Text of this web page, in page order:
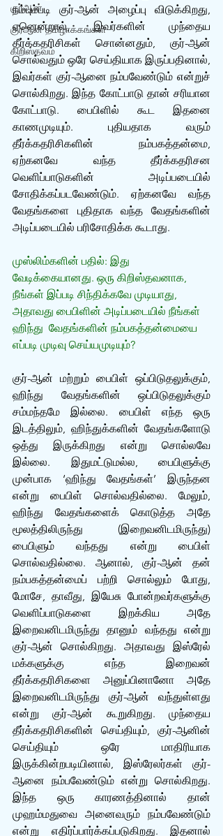
குர்‍ஆன்
குர்‍ஆன் தமிழாக்கங்கள்
கிறிஸ்தவம்
நம்பும்படி குர்-ஆன் அழைப்பு விடுக்கிறது,
ஏனென்றால், இவர்களின் முந்தைய
தீர்க்கதரிசிகள் சொன்னதும், குர்-ஆன்
சொல்வதும் ஒரே செய்தியாக இருப்பதினால்,
இவர்கள் குர்-ஆனை நம்பவேண்டும் என்றுச்
சொல்கிறது. இந்த கோட்பாடு தான் சரியான
கோட்பாடு. பைபிளில் கூட இதனை
காணமுடியும். புதியதாக வரும்
தீர்க்கதரிசிகளின் நம்பகத்தன்மை,
ஏற்கனவே வந்த தீர்க்கதரிசன
வெளிப்பாடுகளின் அடிப்படையில்
சோதிக்கப்படவேண்டும். ஏற்கனவே வந்த
வேதங்களை புதிதாக வந்த வேதங்களின்
அடிப்படையில் பரிசோதிக்க கூடாது.
முஸ்லிம்களின் பதில்: இது
வேடிக்கையானது. ஒரு கிறிஸ்தவனாக,
நீங்கள் இப்படி சிந்திக்கவே முடியாது,
அதாவது பைபிளின் அடிப்படையில் நீங்கள்
ஹிந்து  வேதங்களின் நம்பகத்தன்மையை
எப்படி முடிவு செய்யமுடியும்?
குர்-ஆன் மற்றும் பைபிள் ஒப்பிடுதலுக்கும்,
ஹிந்து வேதங்களின் ஒப்பிடுதலுக்கும்
சம்மந்தமே இல்லை. பைபிள் எந்த ஒரு
இடத்திலும், ஹிந்துக்களின் வேதங்களோடு
ஒத்து இருக்கிறது என்று சொல்லவே
இல்லை. இதுமட்டுமல்ல, பைபிளுக்கு
முன்பாக ‘ஹிந்து வேதங்கள்’ இருந்தன
என்று பைபிள் சொல்வதில்லை. மேலும்,
ஹிந்து வேதங்களைக் கொடுத்த அதே
மூலத்திலிருந்து (இறைவனிடமிருந்து)
பைபிளும் வந்தது என்று பைபிள்
சொல்வதில்லை. ஆனால், குர்-ஆன் தன்
நம்பகத்தன்மைப் பற்றி சொல்லும் போது,
மோசே, தாவீது, இயேசு போன்றவர்களுக்கு
வெளிப்பாடுகளை இறக்கிய அதே
இறைவனிடமிருந்து தானும் வந்தது என்று
குர்-ஆன் சொல்கிறது. அதாவது இஸ்ரேல்
மக்களுக்கு எந்த இறைவன்
தீர்க்கதரிசிகளை அனுப்பினானோ அதே
இறைவனிடமிருந்து குர்-ஆன் வந்துள்ளது
என்று குர்-ஆன் கூறுகிறது. முந்தைய
தீர்க்கதரிசிகளின் செய்தியும், குர்-ஆனின்
செய்தியும் ஒரே மாதிரியாக
இருக்கின்றபடியினால், இஸ்ரேலர்கள் குர்-
ஆனை நம்பவேண்டும் என்று சொல்கிறது.
இந்த ஒரு காரணத்தினால் தான்
முஹம்மதுவை அனைவரும் நம்பவேண்டும்
என்று எதிர்ப்பார்க்கப்படுகிறது. இதனால்